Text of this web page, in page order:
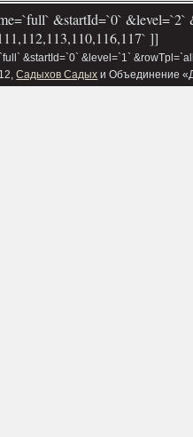
&startId=`0`
]]
&startId=`0` &level=`1`
Садыхов Садых и Объединение